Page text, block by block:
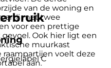
van de woning en
met twee
voor een prettige
Ook hier ligt een
muurkast
raampartijen voelt deze
aan.C